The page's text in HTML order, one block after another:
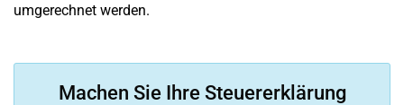
umgerechnet werden.
Machen Sie Ihre Steuererklärung